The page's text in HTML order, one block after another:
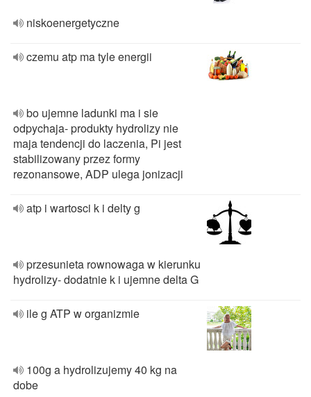
niskoenergetyczne
czemu atp ma tyle energii
bo ujemne ladunki ma i sie
odpychaja- produkty hydrolizy nie
maja tendencji do laczenia, Pi jest
stabilizowany przez formy
rezonansowe, ADP ulega jonizacji
atp i wartosci k i delty g
przesunieta rownowaga w kierunku
hydrolizy- dodatnie k i ujemne delta G
ile g ATP w organizmie
100g a hydrolizujemy 40 kg na
dobe